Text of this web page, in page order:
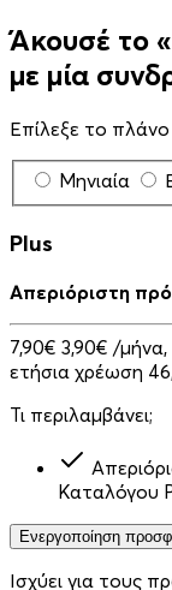
Άκουσέ το
με μία
Επίλεξε το πλάνο
Μηνιαία
Plus
Απεριόριστη
7,90€ 3,90€ /μήνα,
ετήσια χρέωση
Τι περιλαμβάνει;
Καταλόγου
Ενεργοποίηση
Ισχύει για τους